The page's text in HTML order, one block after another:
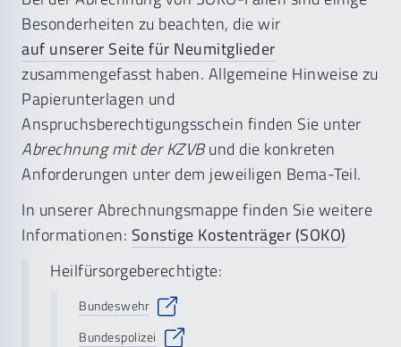
Besonderheiten zu beachten, die wir
auf unserer Seite für Neumitglieder
zusammengefasst haben. Allgemeine Hinweise zu
Papierunterlagen und
Anspruchsberechtigungsschein finden Sie unter
Abrechnung mit der KZVBund die konkreten
Anforderungen unter dem jeweiligen Bema-Teil.
In unserer Abrechnungsmappe finden Sie weitere
Informationen: Sonstige Kostenträger (SOKO)
Heilfürsorgeberechtigte:
Bundeswehr
Bundespolizei